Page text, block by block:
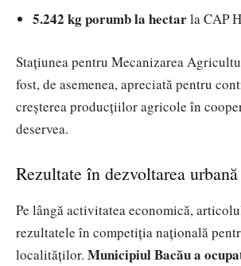
5.242 kg porumb la hectarla CAP
Stațiunea pentru Mecanizarea
fost, de asemenea, apreciată pentru
creșterea producțiilor agricole în
deservea.
Rezultate în dezvoltarea urbană
Pe lângă activitatea economică,
rezultatele în competiția națională
localităților. Municipiul Bacău a